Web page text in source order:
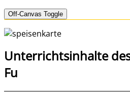
Off-Canvas Toggle
Unterrichtsinhalte
Fu